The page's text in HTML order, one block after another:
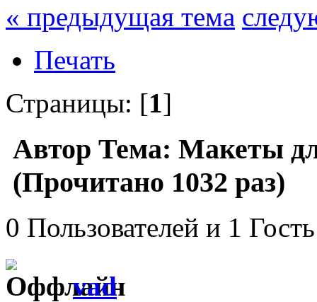
« предыдущая тема
Печать
Страницы: [1]
Автор Тема: Макеты
(Прочитано 1032 раз)
0 Пользователей и 1
vad